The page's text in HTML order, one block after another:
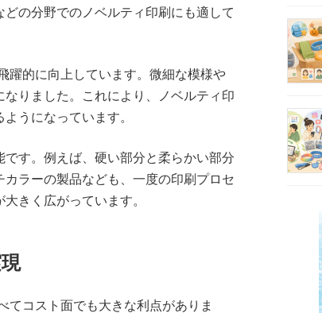
の分野でのノベルティ印刷にも適して
躍的に向上しています。微細な模様や
りました。これにより、ノベルティ印
うになっています。
す。例えば、硬い部分と柔らかい部分
ラーの製品なども、一度の印刷プロセ
きく広がっています。
てコスト面でも大きな利点がありま